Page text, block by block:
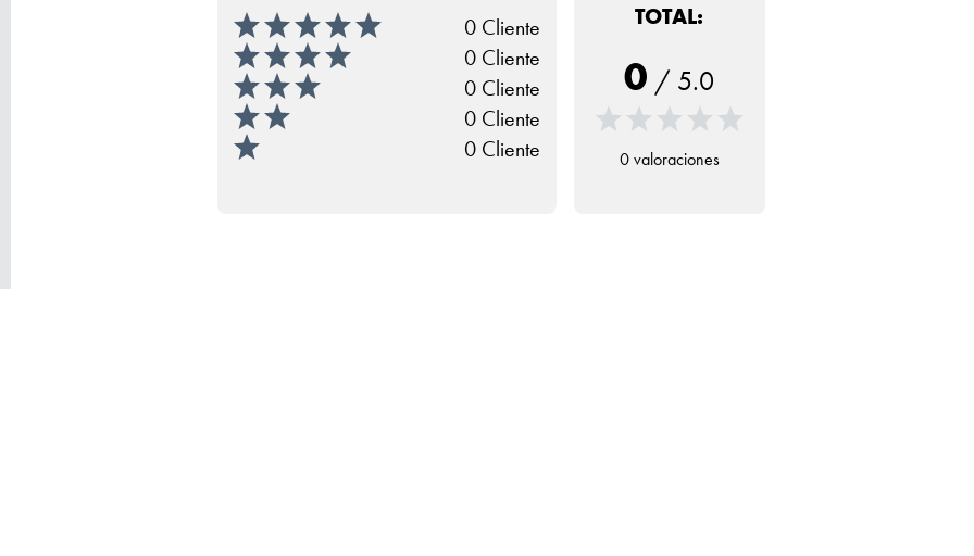
0 Cliente
0 Cliente
0 Cliente
0 Cliente
0 Cliente
TOTAL:
0 / 5.0
0 valoraciones